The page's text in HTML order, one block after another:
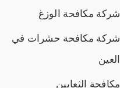
شركة مكافحة الوزغ
شركة مكافحة حشرات في
العين
مكافحة الثعابين